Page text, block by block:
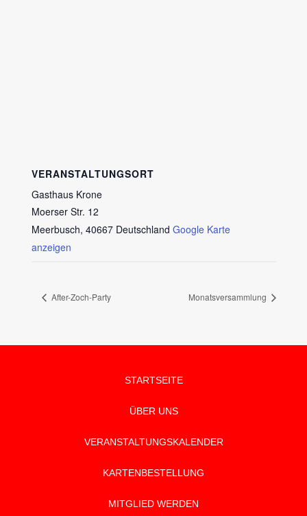
VERANSTALTUNGSORT
Gasthaus Krone
Moerser Str. 12
Meerbusch, 40667 Deutschland Google Karte
anzeigen
After-Zoch-Party Monatsversammlung
STARTSEITE
ÜBER UNS
VERANSTALTUNGSKALENDER
KARTENBESTELLUNG
MITGLIED WERDEN